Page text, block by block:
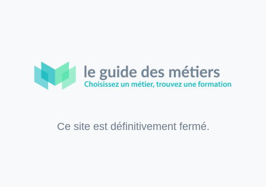
Ce site est définitivement fermé.